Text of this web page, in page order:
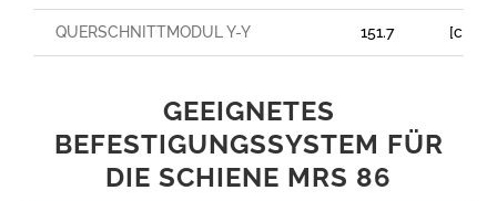
QUERSCHNITTMODUL Y-Y 151.7 [cm³]
GEEIGNETES
BEFESTIGUNGSSYSTEM FÜR
DIE SCHIENE MRS 86